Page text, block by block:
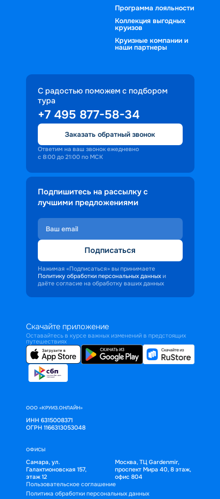
Программа лояльности
Коллекция выгодных
круизов
Круизные компании и
наши партнеры
С радостью поможем с подбором
тура
+7 495 877-58-34
Заказать обратный звонок
Ответим на ваш звонок ежедневно
с 8:00 до 21:00 по МСК
Подпишитесь на рассылку с
лучшими предложениями
Подписаться
Нажимая «Подписаться» вы принимаете
Политику обработки персональных данных и
даёте согласие на обработку ваших данных
Скачайте приложение
Оставайтесь в курсе важных изменений в предстоящих
путешествиях
ООО «КРУИЗ.ОНЛАЙН»
ИНН 6315008371
ОГРН 1166313053048
ОФИСЫ
Самара, ул.
Галактионовская 157,
этаж 12
Москва, ТЦ Gardenmir,
проспект Мира 40, 8 этаж,
офис 804
Пользовательское соглашение
Политика обработки персональных данных